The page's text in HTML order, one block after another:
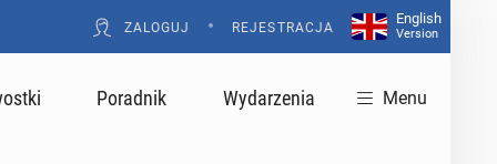
ZALOGUJ • REJESTRACJA
English
Version
Poradnik Wydarzenia Menu